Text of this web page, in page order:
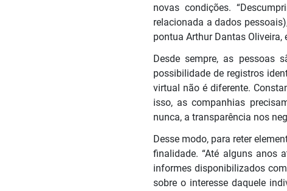
novas condições.
relacionada a dados
pontua Arthur Dantas
Desde sempre, as pessoas
possibilidade de registros
virtual não é diferente.
isso, as companhias
nunca, a transparência nos
Desse modo, para reter
finalidade. “Até alguns anos
informes disponibilizados
sobre o interesse daquele